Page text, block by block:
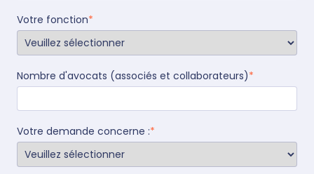
Votre fonction*
Nombre d'avocats (associés et collaborateurs)*
Votre demande concerne :*